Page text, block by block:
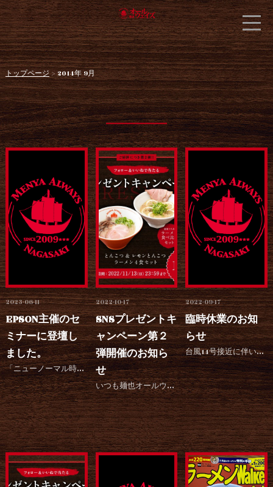
トップページ> 2014年 9月
2023-06-11
EPSON主催のセ
ミナーに登壇し
ました。
「ニューノーマル時代の飲食経営を考える！-ラーメン店経営編-」ラーメン店経営者×エプソン トークイベン...
2022-10-17
SNSプレゼントキ
ャンペーン第２
弾開催のお知ら
せ
いつも麺也オールウェイズをご愛顧いただき、誠にありがとうございます。 9月に開催したSNSキャンペーン...
2022-09-17
臨時休業のお知
らせ
台風14号接近に伴い、お客様、スタッフの安全を最優先し、明日18日は臨時休業 明後日19日12時から営...